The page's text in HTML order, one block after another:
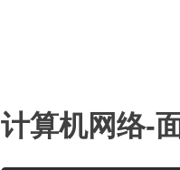
计算机网络-